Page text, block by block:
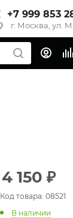
+7 999 853
г. Москва, ул.
4 150 ₽
Код товара: 08521
В наличии